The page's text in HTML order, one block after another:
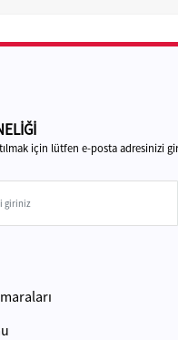
için lütfen e-posta adresinizi